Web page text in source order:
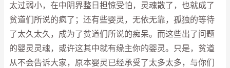
太过弱小，在中阴界整日担惊受怕，灵魂散了，也就成了
贫道们所说的疯了；还有些婴灵，无依无靠，孤独的等待
了太久太久，成为了贫道们所说的痴呆。而这些出了问题
的婴灵灵魂，或许这其中就有缘主你的婴灵。只是，贫道
从不会告诉大家，原本婴灵已经承受了太多太多，与你们